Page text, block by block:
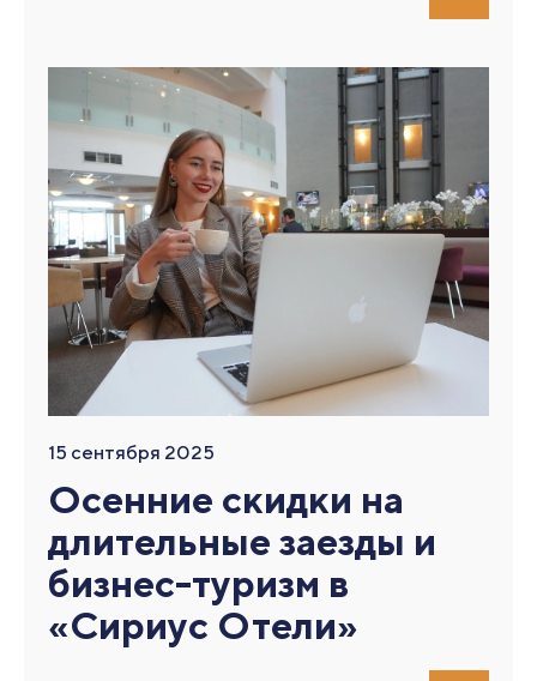
15 сентября 2025
Осенние скидки на
длительные заезды и
бизнес-туризм в
«Сириус Отели»